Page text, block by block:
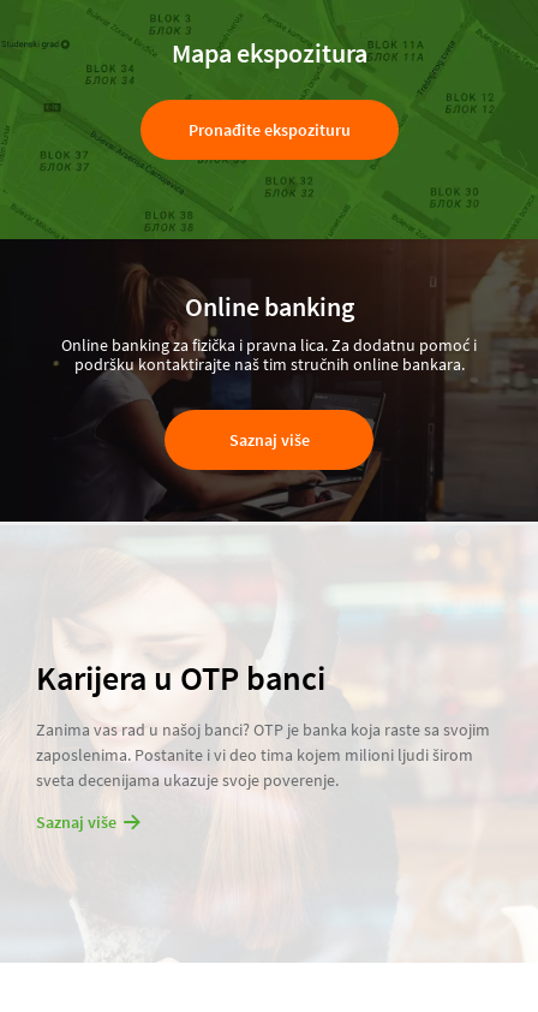
Mapa ekspozitura
Pronađite ekspozituru
Online banking
Online banking za fizička i pravna lica. Za dodatnu pomoć i
podršku kontaktirajte naš tim stručnih online bankara.
Saznaj više
Karijera u OTP banci
Zanima vas rad u našoj banci? OTP je banka koja raste sa svojim
zaposlenima. Postanite i vi deo tima kojem milioni ljudi širom
sveta decenijama ukazuje svoje poverenje.
Saznaj više